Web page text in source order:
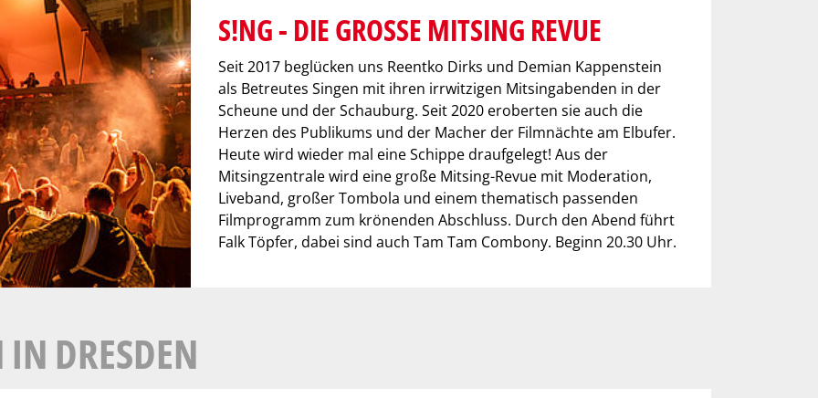
S!NG - DIE GROSSE MITSING REVUE
Seit 2017 beglücken uns Reentko Dirks und Demian Kappenstein
als Betreutes Singen mit ihren irrwitzigen Mitsingabenden in der
Scheune und der Schauburg. Seit 2020 eroberten sie auch die
Herzen des Publikums und der Macher der Filmnächte am Elbufer.
Heute wird wieder mal eine Schippe draufgelegt! Aus der
Mitsingzentrale wird eine große Mitsing-Revue mit Moderation,
Liveband, großer Tombola und einem thematisch passenden
Filmprogramm zum krönenden Abschluss. Durch den Abend führt
Falk Töpfer, dabei sind auch Tam Tam Combony. Beginn 20.30 Uhr.
DRESDEN